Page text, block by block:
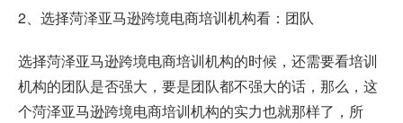
2、选择菏泽亚马逊跨境电商培训机构看：团队
选择菏泽亚马逊跨境电商培训机构的时候，还需要看培训
机构的团队是否强大，要是团队都不强大的话，那么，这
个菏泽亚马逊跨境电商培训机构的实力也就那样了，所